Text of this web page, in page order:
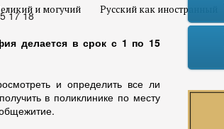
и могучий Русский как иностранный
17 18
делается в срок с 1 по 15
и определить все ли
в поликлинике по месту